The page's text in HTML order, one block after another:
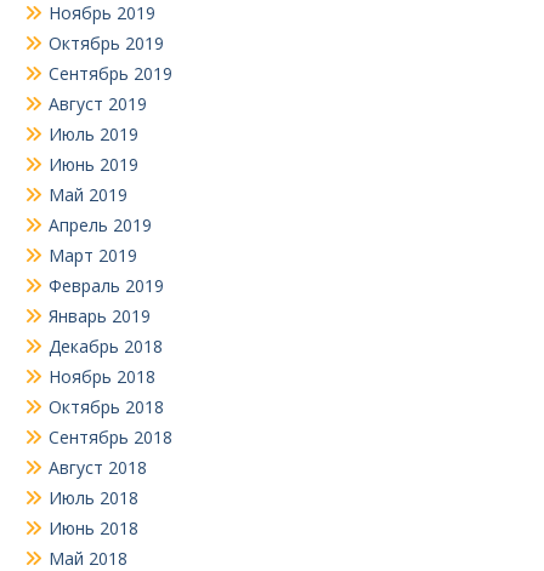
Ноябрь 2019
Октябрь 2019
Сентябрь 2019
Август 2019
Июль 2019
Июнь 2019
Май 2019
Апрель 2019
Март 2019
Февраль 2019
Январь 2019
Декабрь 2018
Ноябрь 2018
Октябрь 2018
Сентябрь 2018
Август 2018
Июль 2018
Июнь 2018
Май 2018